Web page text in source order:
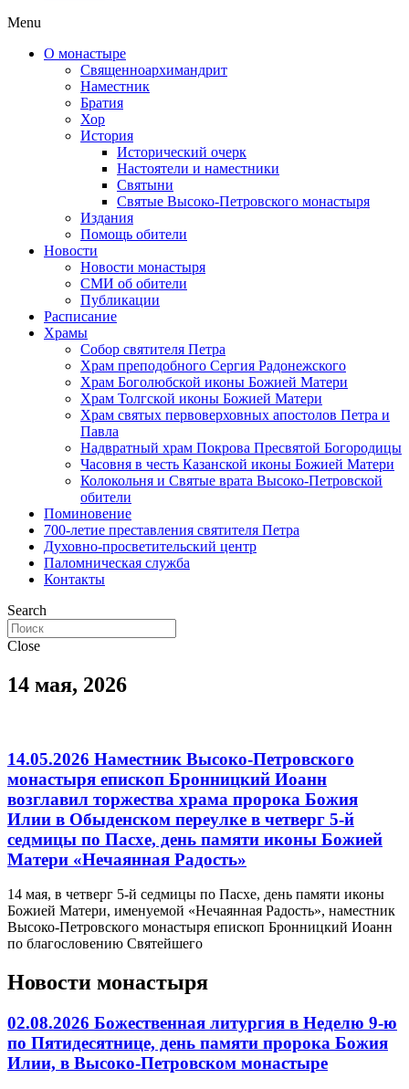
Menu
О монастыре
Священноархимандрит
Наместник
Братия
Хор
История
Исторический очерк
Настоятели и наместники
Святыни
Святые Высоко-Петровского монастыря
Издания
Помощь обители
Новости
Новости монастыря
СМИ об обители
Публикации
Расписание
Храмы
Собор святителя Петра
Храм преподобного Сергия Радонежского
Храм Боголюбской иконы Божией Матери
Храм Толгской иконы Божией Матери
Храм святых первоверховных апостолов Петра и
Павла
Надвратный храм Покрова Пресвятой Богородицы
Часовня в честь Казанской иконы Божией Матери
Колокольня и Святые врата Высоко-Петровской
обители
Поминовение
700-летие преставления святителя Петра
Духовно-просветительский центр
Паломническая служба
Контакты
Search
Close
14 мая, 2026
14.05.2026 Наместник Высоко-Петровского
монастыря епископ Бронницкий Иоанн
возглавил торжества храма пророка Божия
Илии в Обыденском переулке в четверг 5-й
седмицы по Пасхе, день памяти иконы Божией
Матери «Нечаянная Радость»
14 мая, в четверг 5-й седмицы по Пасхе, день памяти иконы
Божией Матери, именуемой «Нечаянная Радость», наместник
Высоко-Петровского монастыря епископ Бронницкий Иоанн
по благословению Святейшего
Новости монастыря
02.08.2026 Божественная литургия в Неделю 9-ю
по Пятидесятнице, день памяти пророка Божия
Илии, в Высоко-Петровском монастыре